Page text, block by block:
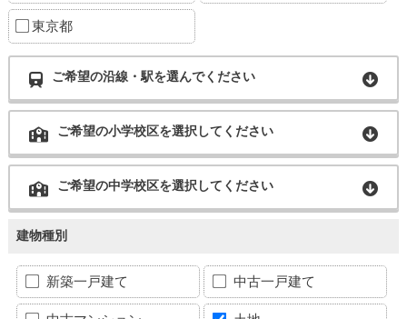
東京都
ご希望の沿線・駅を選んでください
ご希望の小学校区を選択してください
ご希望の中学校区を選択してください
建物種別
新築一戸建て 中古一戸建て